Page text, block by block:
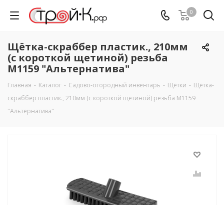
0
Щётка-скраббер пластик., 210мм
(с короткой щетиной) резьба
М1159 "Альтернатива"
Главная - Каталог - Садово-огородный инвентарь - Щётки - Щётка-
скраббер пластик., 210мм (с короткой щетиной) резьба М1159
"Альтернатива"